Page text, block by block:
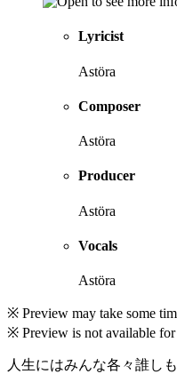
Lyricist
Astöra
Composer
Astöra
Producer
Astöra
Vocals
Astöra
※ Preview may take some
※ Preview is not available
人生にはみんな各々誰し